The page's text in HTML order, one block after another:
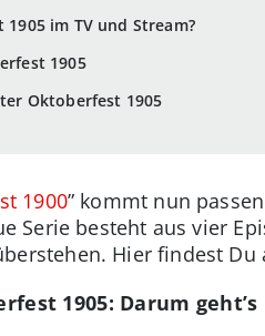
im TV und Stream?
1905
Oktoberfest 1905
1900” kommt nun
Serie besteht aus vier
Hier findest
1905: Darum geht’s